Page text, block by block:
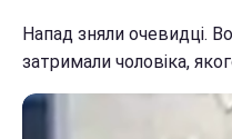
Напад зняли очевидці.
затримали чоловіка,